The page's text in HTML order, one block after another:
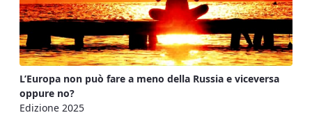
L’Europa non può fare a meno della Russia e viceversa
oppure no?
Edizione 2025